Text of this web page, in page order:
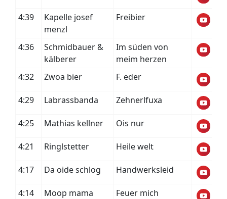
4:39
Kapelle josef
menzl
Freibier
4:36
Schmidbauer &
kälberer
Im süden von
meim herzen
4:32
Zwoa bier F. eder
4:29 Labrassbanda Zehnerlfuxa
4:25 Mathias kellner Ois nur
4:21 Ringlstetter Heile welt
4:17 Da oide schlog Handwerksleid
4:14 Moop mama Feuer mich